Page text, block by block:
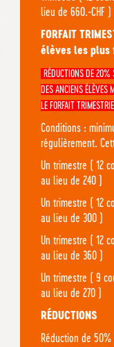
lieu de 660.-CHF )
FORFAIT
élèves les plus
RÉDUCTIONS DE 20%
DES ANCIENS ÉLÈVES
LE FORFAIT
Conditions :
régulièrement.
Un trimestre ( 12
au lieu de 240 )
Un trimestre ( 12
au lieu de 300 )
Un trimestre ( 12
au lieu de 360 )
Un trimestre ( 9
au lieu de 270 )
RÉDUCTIONS
Réduction de